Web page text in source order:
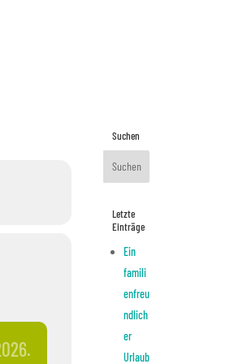
Suchen
Letzte
Einträge
Ein
famili
enfreu
ndlich
er
Urlaub